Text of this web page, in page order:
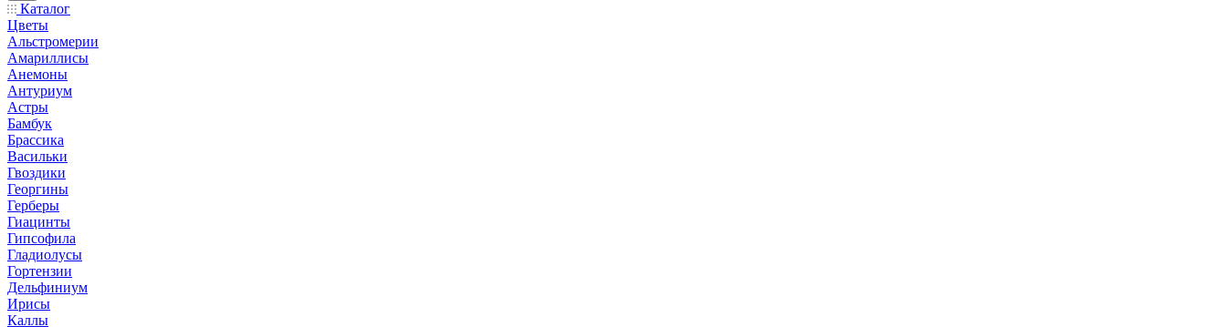
Каталог
Цветы
Альстромерии
Амариллисы
Анемоны
Антуриум
Астры
Бамбук
Брассика
Васильки
Гвоздики
Георгины
Герберы
Гиацинты
Гипсофила
Гладиолусы
Гортензии
Дельфиниум
Ирисы
Каллы